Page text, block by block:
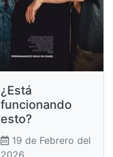
¿Está
funcionando
esto?
19 de Febrero del